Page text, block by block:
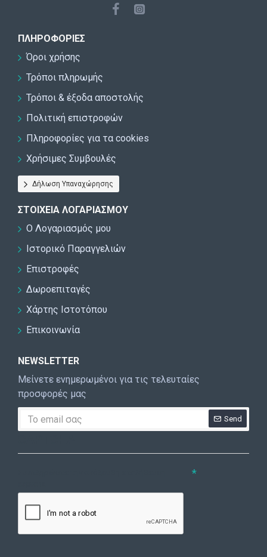
ΠΛΗΡΟΦΟΡΊΕΣ
Όροι χρήσης
Τρόποι πληρωμής
Τρόποι & έξοδα αποστολής
Πολιτική επιστροφών
Πληροφορίες για τα cookies
Χρήσιμες Συμβουλές
Δήλωση Υπαναχώρησης
ΣΤΟΙΧΕΊΑ ΛΟΓΑΡΙΑΣΜΟΎ
Ο Λογαριασμός μου
Ιστορικό Παραγγελιών
Επιστροφές
Δωροεπιταγές
Χάρτης Ιστοτόπου
Επικοινωνία
NEWSLETTER
Μείνετε ενημερωμένοι για τις τελευταίες
προσφορές μας
Send